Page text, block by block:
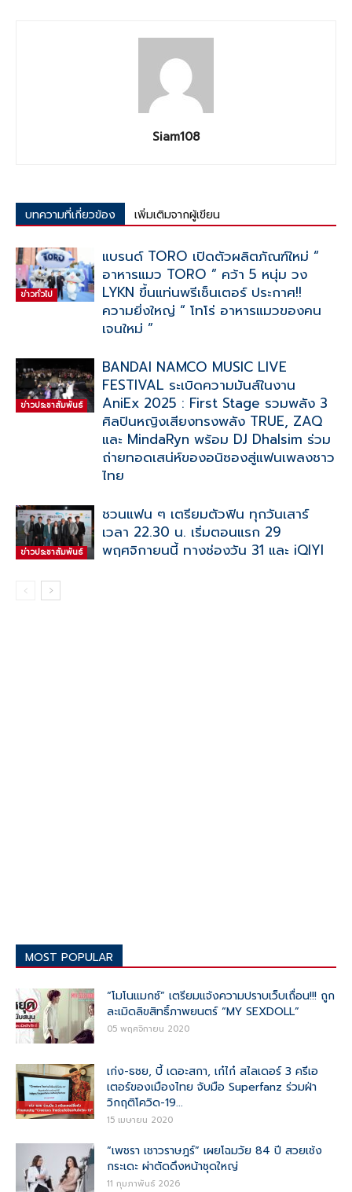
Siam108
บทความที่เกี่ยวข้อง เพิ่มเติมจากผู้เขียน
ข่าวทั่วไป
แบรนด์ TORO เปิดตัวผลิตภัณฑ์ใหม่ “
อาหารแมว TORO ” คว้า 5 หนุ่ม วง
LYKN ขึ้นแท่นพรีเซ็นเตอร์ ประกาศ!!
ความยิ่งใหญ่ “ โทโร่ อาหารแมวของคน
เจนใหม่ ”
ข่าวประชาสัมพันธ์
BANDAI NAMCO MUSIC LIVE
FESTIVAL ระเบิดความมันส์ในงาน
AniEx 2025 : First Stage รวมพลัง 3
ศิลปินหญิงเสียงทรงพลัง TRUE, ZAQ
และ MindaRyn พร้อม DJ Dhalsim ร่วม
ถ่ายทอดเสน่ห์ของอนิซองสู่แฟนเพลงชาว
ไทย
ข่าวประชาสัมพันธ์
ชวนแฟน ๆ เตรียมตัวฟิน ทุกวันเสาร์
เวลา 22.30 น. เริ่มตอนแรก 29
พฤศจิกายนนี้ ทางช่องวัน 31 และ iQIYI
MOST POPULAR
“โมโนแมกซ์” เตรียมแจ้งความปราบเว็บเถื่อน!!! ถูก
ละเมิดลิขสิทธิ์ภาพยนตร์ “MY SEXDOLL”
05 พฤศจิกายน 2020
เก่ง-ธชย, บี้ เดอะสกา, เก๋ไก๋ สไลเดอร์ 3 ครีเอ
เตอร์ของเมืองไทย จับมือ Superfanz ร่วมฝ่า
วิกฤติโควิด-19...
15 เมษายน 2020
“เพชรา เชาวราษฎร์” เผยโฉมวัย 84 ปี สวยเช้ง
กระเดะ ผ่าตัดดึงหน้าชุดใหญ่
11 กุมภาพันธ์ 2026